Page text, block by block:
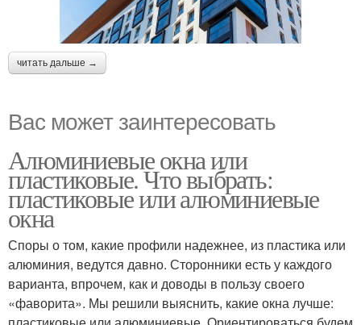
читать дальше →
Вас может заинтересовать
Алюминиевые окна или
пластиковые. Что выбрать:
пластиковые или алюминиевые
окна
Споры о том, какие профили надежнее, из пластика или
алюминия, ведутся давно. Сторонники есть у каждого
варианта, впрочем, как и доводы в пользу своего
«фаворита». Мы решили выяснить, какие окна лучше: